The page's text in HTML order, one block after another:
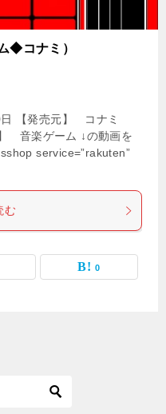
◆コナミ）
【発売元】 コナミ
音楽ゲーム ↓の動画を
service=”rakuten”
む
0